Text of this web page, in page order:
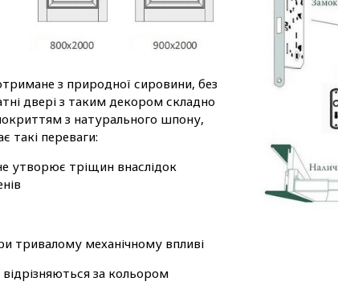
з природної сировини, без
двері з таким декором складно
з натурального шпону,
такі переваги:
утворює тріщин внаслідок
тривалому механічному впливі
за кольором